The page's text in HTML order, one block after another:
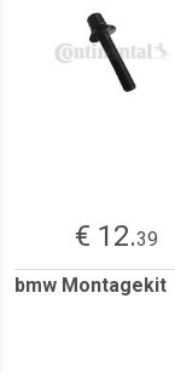
€ 12.39
bmw Montagekit